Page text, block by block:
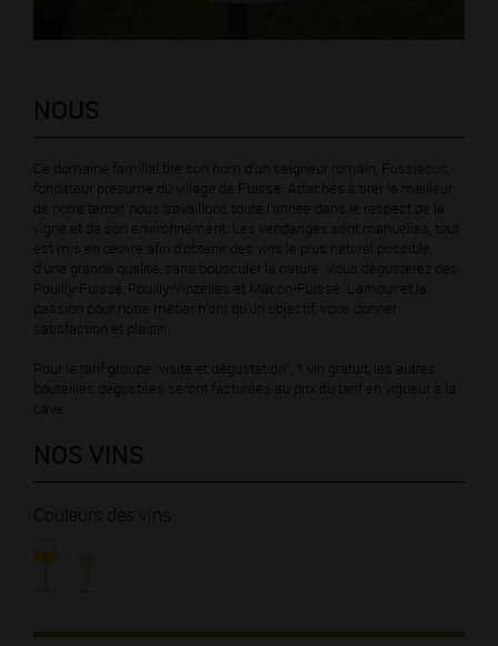
NOUS
Ce domaine familial tire son nom d'un seigneur romain, Fussiacus,
fondateur présumé du village de Fuissé. Attachés à tirer le meilleur
de notre terroir, nous travaillons toute l'année dans le respect de la
vigne et de son environnement. Les vendanges sont manuelles, tout
est mis en œuvre afin d'obtenir des vins le plus naturel possible,
d'une grande qualité, sans bousculer la nature. Vous dégusterez des
Pouilly-Fuissé, Pouilly-Vinzelles et Mâcon-Fuissé. L'amour et la
passion pour notre métier n'ont qu'un objectif, vous donner
satisfaction et plaisir.
Pour le tarif groupe "visite et dégustation", 1 vin gratuit, les autres
bouteilles dégustées seront facturées au prix du tarif en vigueur à la
cave.
NOS VINS
Couleurs des vins